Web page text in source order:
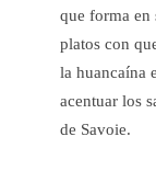
que forma en
platos con
la huancaína
acentuar los
de Savoie.